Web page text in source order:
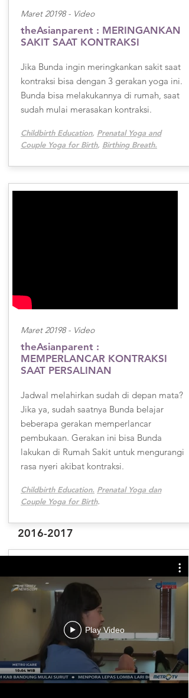
Maret 20198 - Video
theAsianparent : MERINGANKAN
SAKIT SAAT KONTRAKSI
Jika Bunda ingin meringkankan sakit saat
kontraksi bisa dengan 3 gerakan yoga ini.
Bunda bisa melakukannya di rumah, saat
sudah mulai merasakan kontraksi.
Childbirth Education, Prenatal Yoga and
Couple Yoga for Birth, Birthing Breath.
Maret 20198 - Video
theAsianparent :
MEMPERLANCAR KONTRAKSI
SAAT PERSALINAN
Jadwal melahirkan sudah di depan mata?
Jika ya, sudah saatnya Bunda belajar
beberapa gerakan memperlancar
pembukaan. Gerakan ini bisa Bunda
lakukan di Rumah Sakit untuk mengurangi
rasa nyeri akibat kontraksi.
Childbirth Education. Prenatal Yoga dan
Couple Yoga for Birth.
2016-2017
Play Video